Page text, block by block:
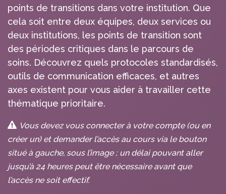
points de transitions dans votre institution. Que
cela soit entre deux équipes, deux services ou
deux institutions, les points de transition sont
des périodes critiques dans le parcours de
soins. Découvrez quels protocoles standardisés,
outils de communication efficaces, et autres
axes existent pour vous aider à travailler cette
thématique prioritaire.
Vous devez vous connecter à votre compte (ou en
créer un) et demander l’accès au cours via le bouton
situé à gauche, sous l’image ; un délai pouvant aller
jusqu’à 24 heures peut être nécessaire avant que
l’accès ne soit effectif.